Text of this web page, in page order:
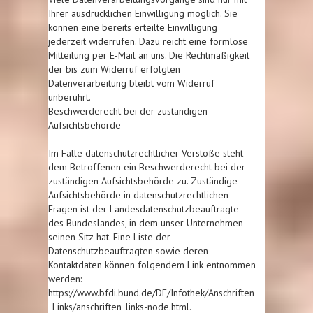
Ihrer ausdrücklichen Einwilligung möglich. Sie
können eine bereits erteilte Einwilligung
jederzeit widerrufen. Dazu reicht eine formlose
Mitteilung per E-Mail an uns. Die Rechtmäßigkeit
der bis zum Widerruf erfolgten
Datenverarbeitung bleibt vom Widerruf
unberührt.
Beschwerderecht bei der zuständigen
Aufsichtsbehörde
Im Falle datenschutzrechtlicher Verstöße steht
dem Betroffenen ein Beschwerderecht bei der
zuständigen Aufsichtsbehörde zu. Zuständige
Aufsichtsbehörde in datenschutzrechtlichen
Fragen ist der Landesdatenschutzbeauftragte
des Bundeslandes, in dem unser Unternehmen
seinen Sitz hat. Eine Liste der
Datenschutzbeauftragten sowie deren
Kontaktdaten können folgendem Link entnommen
werden:
https://www.bfdi.bund.de/DE/Infothek/Anschriften
_Links/anschriften_links-node.html.